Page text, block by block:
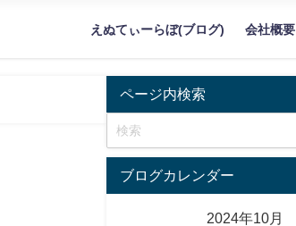
えぬてぃーらぼ(ブログ) 会社概要
ページ内検索
ブログカレンダー
2024年10月